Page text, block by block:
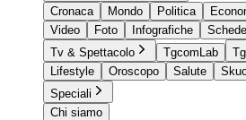
Cronaca
Mondo Politica
Video
Foto Infografiche
Schede
Tv & Spettacolo
TgcomLab
Lifestyle
Oroscopo Salute
Speciali
Chi siamo